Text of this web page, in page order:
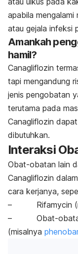
apabila mengalami
atau gejala infeksi
Amankah
hamil?
Canagliflozin
tapi mengandung
jenis pengobatan
terutama pada
Canagliflozin
dibutuhkan.
Interaksi
Obat-obatan lain
Canagliflozin
cara kerjanya,
– Rifamycin
– Obat-obatan
(misalnya